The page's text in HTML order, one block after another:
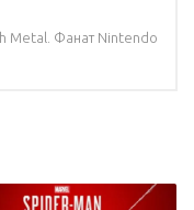
Metal. Фанат Nintendo